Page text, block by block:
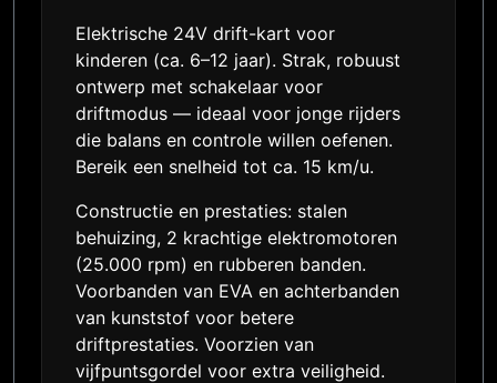
Elektrische 24V drift-kart voor
kinderen (ca. 6–12 jaar). Strak, robuust
ontwerp met schakelaar voor
driftmodus — ideaal voor jonge rijders
die balans en controle willen oefenen.
Bereik een snelheid tot ca. 15 km/u.
Constructie en prestaties: stalen
behuizing, 2 krachtige elektromotoren
(25.000 rpm) en rubberen banden.
Voorbanden van EVA en achterbanden
van kunststof voor betere
driftprestaties. Voorzien van
vijfpuntsgordel voor extra veiligheid.